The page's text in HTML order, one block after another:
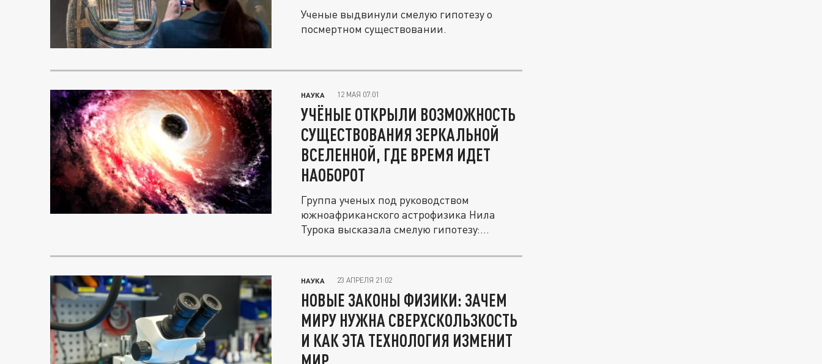
Ученые выдвинули смелую гипотезу о
посмертном существовании.
НАУКА 12 МАЯ 07:01
УЧЁНЫЕ ОТКРЫЛИ ВОЗМОЖНОСТЬ
СУЩЕСТВОВАНИЯ ЗЕРКАЛЬНОЙ
ВСЕЛЕННОЙ, ГДЕ ВРЕМЯ ИДЕТ
НАОБОРОТ
Группа ученых под руководством
южноафриканского астрофизика Нила
Турока высказала смелую гипотезу:
НАУКА 23 АПРЕЛЯ 21:02
НОВЫЕ ЗАКОНЫ ФИЗИКИ: ЗАЧЕМ
МИРУ НУЖНА СВЕРХСКОЛЬЗКОСТЬ
И КАК ЭТА ТЕХНОЛОГИЯ ИЗМЕНИТ